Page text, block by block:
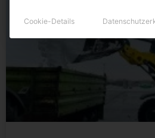
Cookie-Details